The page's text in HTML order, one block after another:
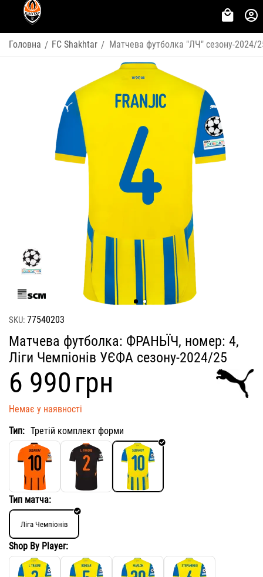
Головна / FC Shakhtar / Матчева футболка "ЛЧ" сезону-2024/
SKU: 77540203
Матчева футболка: ФРАНЬЇЧ, номер: 4,
Ліги Чемпіонів УЄФА сезону-2024/25
‍6 990‍грн
Немає у наявності
Тип: Третій комплект форми
Тип матча:
Ліга Чемпіонів
Shop By Player: